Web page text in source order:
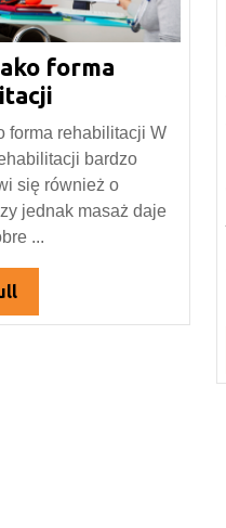
forma
jako
forma
rehabilitacji
forma rehabilitacji W
bardzo
się również o
jednak masaż daje
...
Read
Full